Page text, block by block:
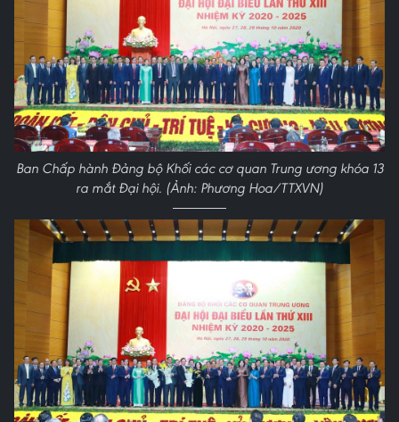
Ban Chấp hành Đảng bộ Khối các cơ quan Trung ương khóa 13
ra mắt Đại hội. (Ảnh: Phương Hoa/TTXVN)